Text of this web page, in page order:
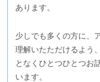
あります。
少しでも多くの方に、
理解いたただけるよう
となくひとつひとつお
います。